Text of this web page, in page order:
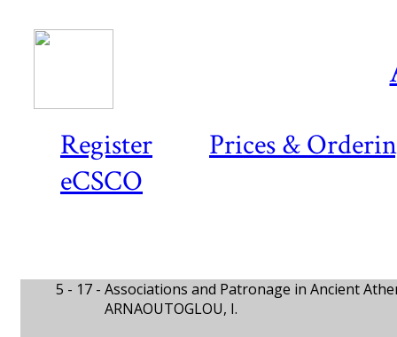
Register
Prices &
eCSCO
5 - 17 - Associations and Patronage in Ancient
ARNAOUTOGLOU, I.